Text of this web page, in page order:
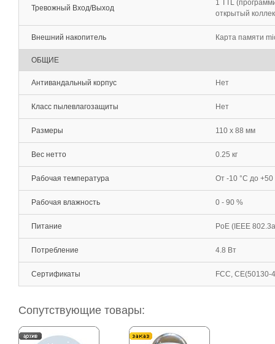
Тревожный Вход/Выход
1 TTL
открытый
Внешний накопитель Карта памяти
ОБЩИЕ
Антивандальный корпус Нет
Класс пылевлагозащиты Нет
Размеры 110 x 88 мм
Вес нетто 0.25 кг
Рабочая температура От -10 °С до +50
Рабочая влажность 0 - 90 %
Питание PoE (IEEE
Потребление 4.8 Вт
Сертификаты FCC, CE(50130-
Сопутствующие товары: